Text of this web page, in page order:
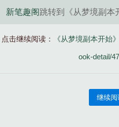
新笔趣阁跳转到《从梦境副本
点击继续阅读： 《从梦境副本开始
ook-detail/
继续阅